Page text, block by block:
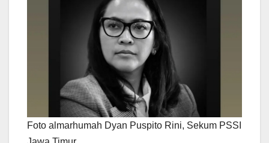
Foto almarhumah Dyan Puspito Rini, Sekum PSSI